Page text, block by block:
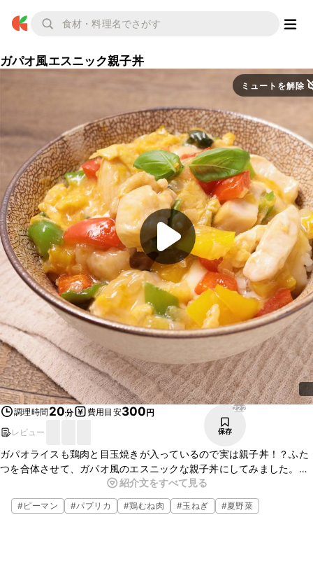
ガパオ風エスニック親子丼
ミュートを解除
調理時間 20分 費用目安300円
レビュー
222
保存
ガパオライスも鶏肉と目玉焼きが入っているので実は親子丼！？ふた
つを合体させて、ガパオ風のエスニックな親子丼にしてみました。ナ
ンプラーが効いた味わいがクセになりますよ。ぜひお試しください
ね。
紹介文をすべて見る
#ピーマン #パプリカ #鶏むね肉 #玉ねぎ #夏野菜